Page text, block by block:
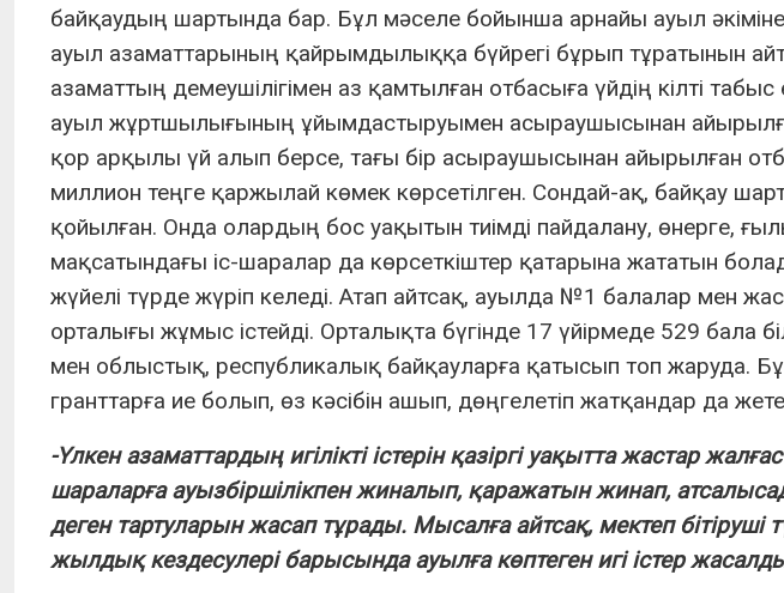
байқаудың шартында бар. Бұл мәселе бойынша арнайы ауыл
ауыл азаматтарының қайрымдылыққа бүйрегі бұрып тұратынын
азаматтың демеушілігімен аз қамтылған отбасыға үйдің кілті табыс
ауыл жұртшылығының ұйымдастыруымен асыраушысынан
қор арқылы үй алып берсе, тағы бір асыраушысынан айырылған
миллион теңге қаржылай көмек көрсетілген. Сондай-ақ, байқау
қойылған. Онда олардың бос уақытын тиімді пайдалану, өнерге,
мақсатындағы іс-шаралар да көрсеткіштер қатарына жататын
жүйелі түрде жүріп келеді. Атап айтсақ, ауылда №1 балалар мен
орталығы жұмыс істейді. Орталықта бүгінде 17 үйірмеде 529 бала
мен облыстық, республикалық байқауларға қатысып топ жаруда.
гранттарға ие болып, өз кәсібін ашып, дөңгелетіп жатқандар да
-Үлкен азаматтардың игілікті істерін қазіргі уақытта жастар
шараларға ауызбіршілікпен жиналып, қаражатын жинап,
деген тартуларын жасап тұрады. Мысалға айтсақ, мектеп бітіруші
жылдық кездесулері барысында ауылға көптеген игі істер